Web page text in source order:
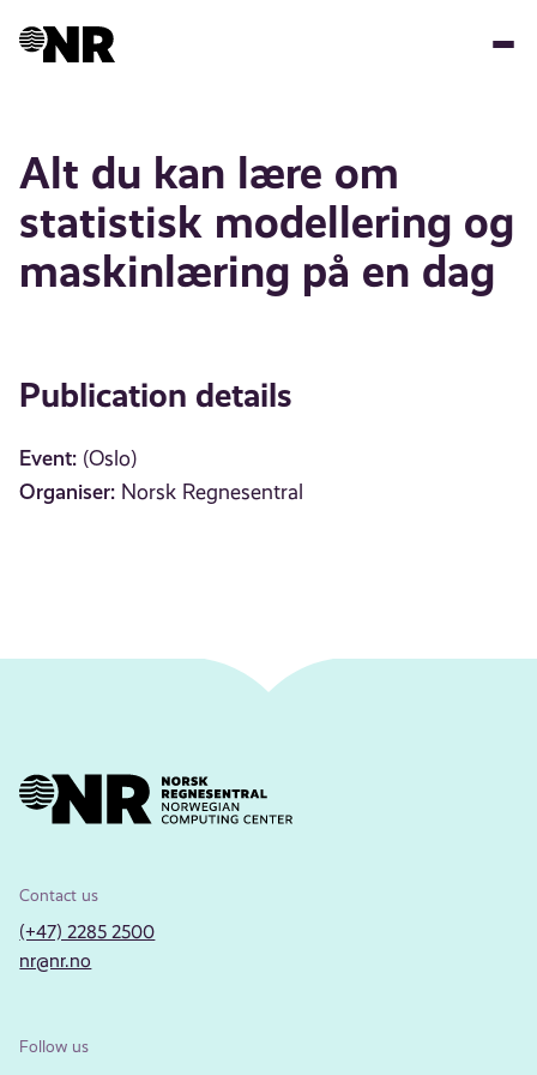
Alt du kan lære om
statistisk modellering og
maskinlæring på en dag
Publication details
Event: (Oslo)
Organiser: Norsk Regnesentral
Contact us
(+47) 2285 2500
nr@nr.no
Follow us